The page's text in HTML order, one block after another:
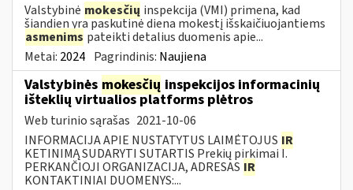
Valstybinė mokesčių inspekcija (VMI) primena, kad
šiandien yra paskutinė diena mokestį išskaičiuojantiems
asmenims pateikti detalius duomenis apie...
Metai: 2024 Pagrindinis: Naujiena
Valstybinės mokesčių inspekcijos informacinių
išteklių virtualios platforms plėtros
Web turinio sąrašas 2021-10-06
INFORMACIJA APIE NUSTATYTUS LAIMĖTOJUS IR
KETINIMĄ SUDARYTI SUTARTIS Prekių pirkimai I.
PERKANČIOJI ORGANIZACIJA, ADRESAS IR
KONTAKTINIAI DUOMENYS:...